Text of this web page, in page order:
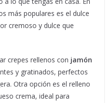
más populares es el dulce
cremoso y dulce que
crepes rellenos con jamón
y gratinados, perfectos
Otra opción es el relleno
crema, ideal para